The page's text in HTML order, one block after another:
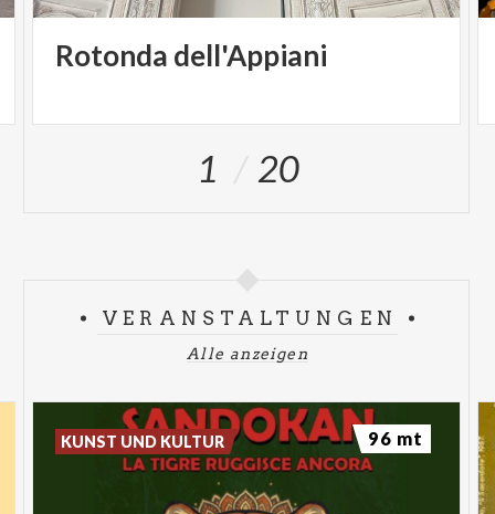
Rotonda dell'Appiani
1 20
VERANSTALTUNGEN
Alle anzeigen
KUNST UND KULTUR 96 mt